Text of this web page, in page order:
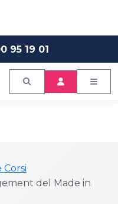
95 19 01
Corsi
del Made in